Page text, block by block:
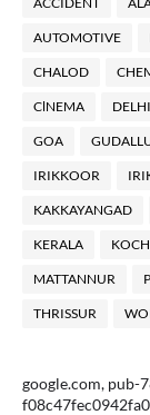
AUTOMOTIVE
CHALOD
ClNEMA DELHI
GOA
IRIKKOOR
KAKKAYANGAD
KERALA
MATTANNUR
THRISSUR
google.com, pub-
f08c47fec0942fa0